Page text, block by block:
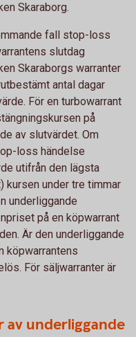
Skaraborg.
fall stop-loss
slutdag
Skaraborgs warranter
antal dagar
För en turbowarrant
på
av slutvärdet. Om
loss händelse
utifrån den lägsta
under tre timmar
underliggande
på en köpwarrant
Är den underliggande
köpwarrantens
För säljwarranter är
av underliggande